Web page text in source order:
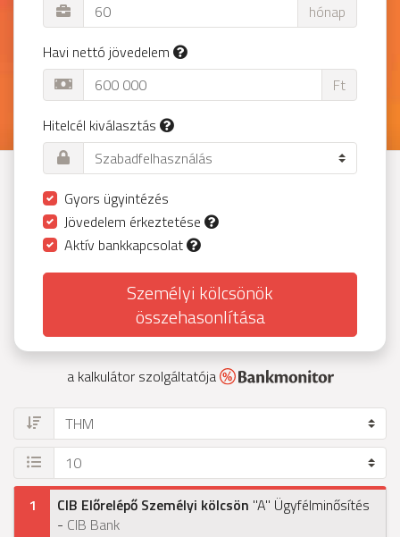
hónap
Havi nettó jövedelem
Ft
Hitelcél kiválasztás
Gyors ügyintézés
Jövedelem érkeztetése
Aktív bankkapcsolat
Személyi kölcsönök
összehasonlítása
a kalkulátor szolgáltatója
1 CIB Előrelépő Személyi kölcsön "A" Ügyfélminősítés
- CIB Bank